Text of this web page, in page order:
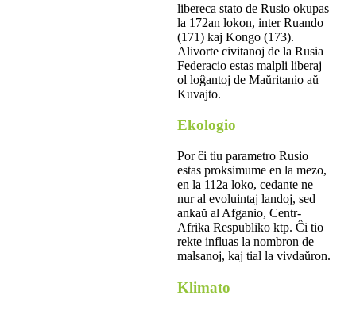
libereca stato de Rusio okupas
la 172an lokon, inter Ruando
(171) kaj Kongo (173).
Alivorte civitanoj de la Rusia
Federacio estas malpli liberaj
ol loĝantoj de Maŭritanio aŭ
Kuvajto.
Ekologio
Por ĉi tiu parametro Rusio
estas proksimume en la mezo,
en la 112a loko, cedante ne
nur al evoluintaj landoj, sed
ankaŭ al Afganio, Centr-
Afrika Respubliko ktp. Ĉi tio
rekte influas la nombron de
malsanoj, kaj tial la vivdaŭron.
Klimato